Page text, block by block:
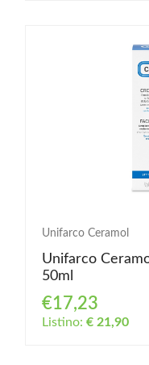
Unifarco Ceramol
Unifarco
50ml
€17,23
Listino: € 21,90